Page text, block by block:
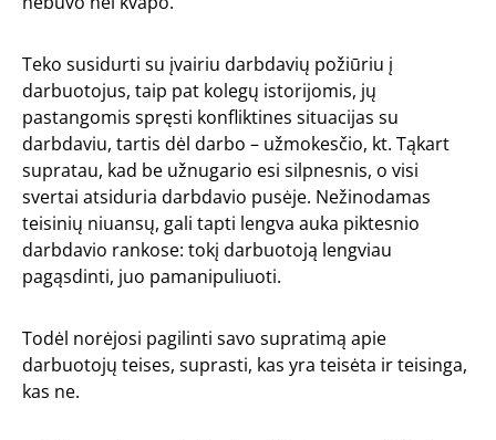
Teko susidurti su įvairiu darbdavių požiūriu į
darbuotojus, taip pat kolegų istorijomis, jų
pastangomis spręsti konfliktines situacijas su
darbdaviu, tartis dėl darbo – užmokesčio, kt. Tąkart
supratau, kad be užnugario esi silpnesnis, o visi
svertai atsiduria darbdavio pusėje. Nežinodamas
teisinių niuansų, gali tapti lengva auka piktesnio
darbdavio rankose: tokį darbuotoją lengviau
pagąsdinti, juo pamanipuliuoti.
Todėl norėjosi pagilinti savo supratimą apie
darbuotojų teises, suprasti, kas yra teisėta ir teisinga,
kas ne.